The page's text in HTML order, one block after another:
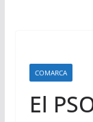
COMARCA
El